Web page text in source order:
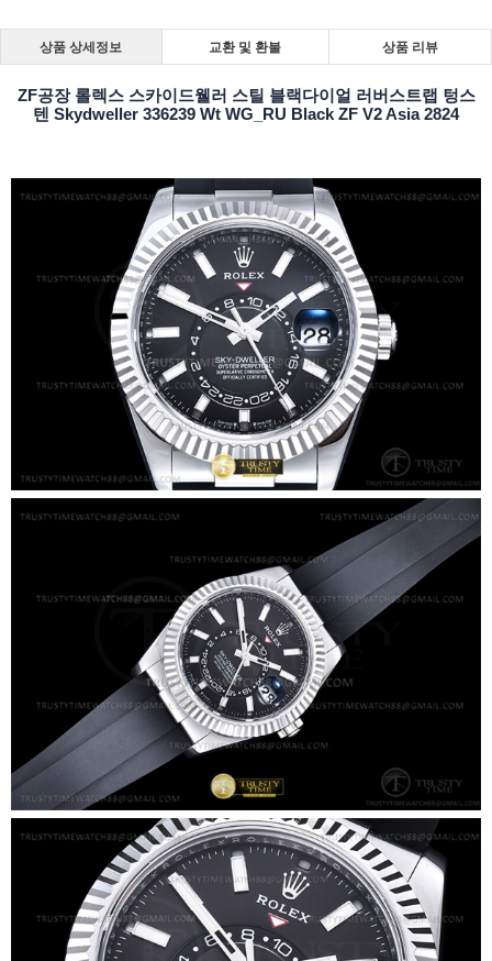
상품 상세정보 교환 및 환불 상품 리뷰
ZF공장 롤렉스 스카이드웰러 스틸 블랙다이얼 러버스트랩 텅스
텐 Skydweller 336239 Wt WG_RU Black ZF V2 Asia 2824